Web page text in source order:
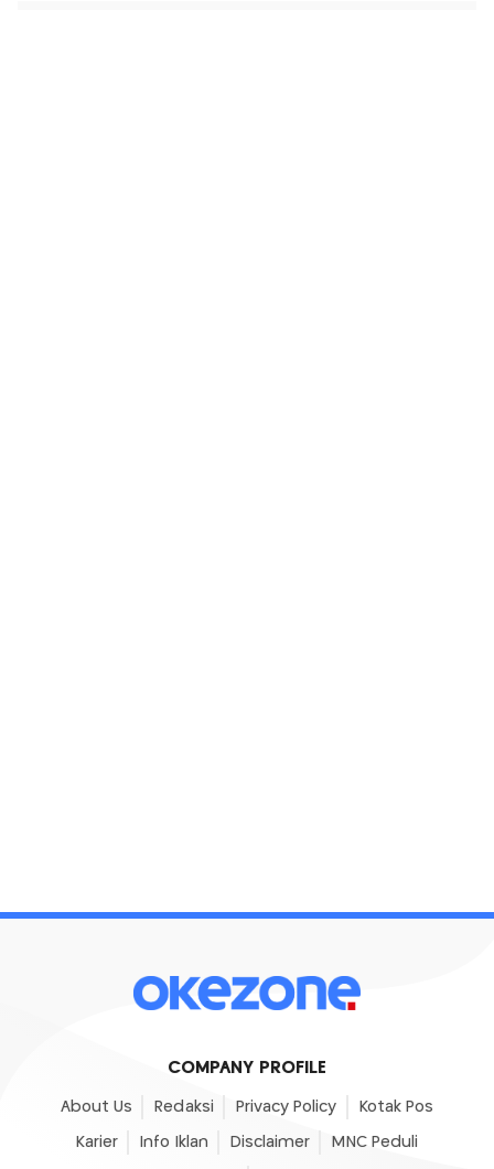
COMPANY PROFILE
About Us Redaksi Privacy Policy Kotak Pos
Karier Info Iklan Disclaimer MNC Peduli